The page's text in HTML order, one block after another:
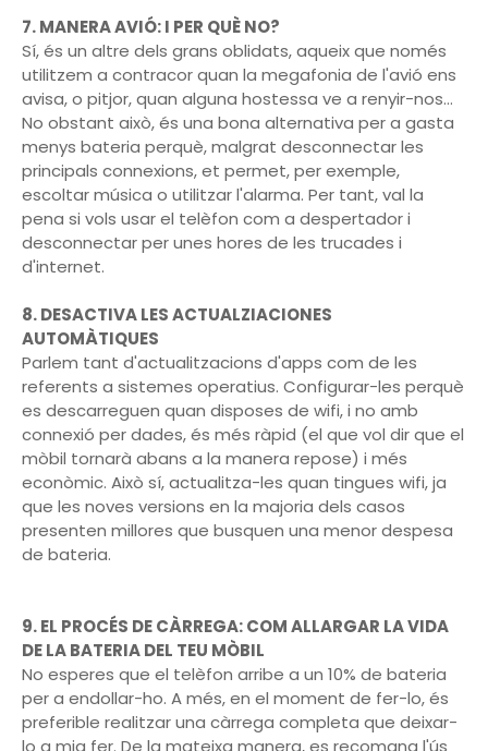
7. MANERA AVIÓ: I PER QUÈ NO?
Sí, és un altre dels grans oblidats, aqueix que només
utilitzem a contracor quan la megafonia de l'avió ens
avisa, o pitjor, quan alguna hostessa ve a renyir-nos…
No obstant això, és una bona alternativa per a gasta
menys bateria perquè, malgrat desconnectar les
principals connexions, et permet, per exemple,
escoltar música o utilitzar l'alarma. Per tant, val la
pena si vols usar el telèfon com a despertador i
desconnectar per unes hores de les trucades i
d'internet.
8. DESACTIVA LES ACTUALZIACIONES
AUTOMÀTIQUES
Parlem tant d'actualitzacions d'apps com de les
referents a sistemes operatius. Configurar-les perquè
es descarreguen quan disposes de wifi, i no amb
connexió per dades, és més ràpid (el que vol dir que el
mòbil tornarà abans a la manera repose) i més
econòmic. Això sí, actualitza-les quan tingues wifi, ja
que les noves versions en la majoria dels casos
presenten millores que busquen una menor despesa
de bateria.
9. EL PROCÉS DE CÀRREGA: COM ALLARGAR LA VIDA
DE LA BATERIA DEL TEU MÒBIL
No esperes que el telèfon arribe a un 10% de bateria
per a endollar-ho. A més, en el moment de fer-lo, és
preferible realitzar una càrrega completa que deixar-
lo a mig fer. De la mateixa manera, es recomana l'ús